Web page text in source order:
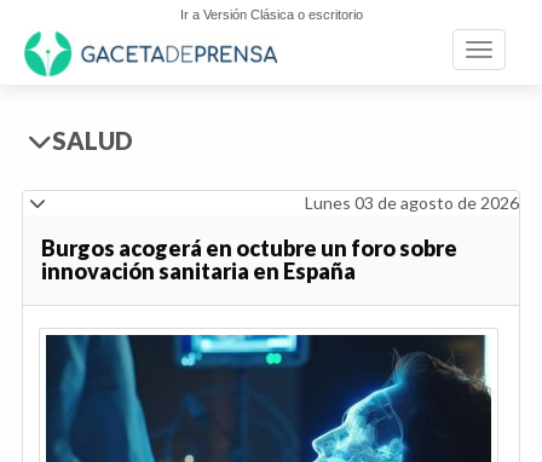
Ir a Versión Clásica o escritorio
Toggle
SALUD
Lunes 03 de agosto de 2026
Burgos acogerá en octubre un foro sobre
innovación sanitaria en España